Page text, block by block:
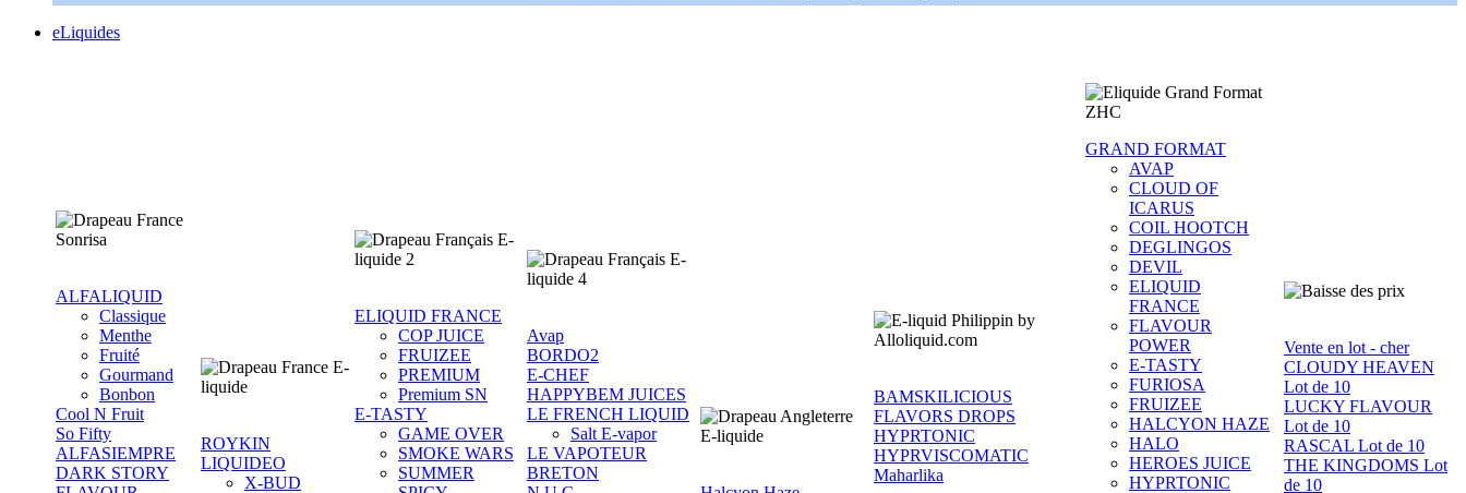
eLiquides
ALFALIQUID
Classique
Menthe
Fruité
Gourmand
Bonbon
Cool N Fruit
So Fifty
ALFASIEMPRE
DARK STORY
ROYKIN
LIQUIDEO
X-BUD
ELIQUID FRANCE
COP JUICE
FRUIZEE
PREMIUM
Premium SN
E-TASTY
GAME OVER
SMOKE WARS
SUMMER
Avap
BORDO2
E-CHEF
HAPPYBEM JUICES
LE FRENCH LIQUID
Salt E-vapor
LE VAPOTEUR
BRETON
BAMSKILICIOUS
FLAVORS DROPS
HYPRTONIC
HYPRVISCOMATIC
Maharlika
GRAND FORMAT
AVAP
CLOUD OF
ICARUS
COIL HOOTCH
DEGLINGOS
DEVIL
ELIQUID
FRANCE
FLAVOUR
POWER
E-TASTY
FURIOSA
FRUIZEE
HALCYON HAZE
HALO
HEROES JUICE
HYPRTONIC
Vente en lot - cher
CLOUDY HEAVEN
Lot de 10
LUCKY FLAVOUR
Lot de 10
RASCAL Lot de 10
THE KINGDOMS Lot
de 10